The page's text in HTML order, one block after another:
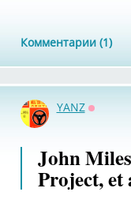
Комментарии (1)
YANZ
John
Project, et